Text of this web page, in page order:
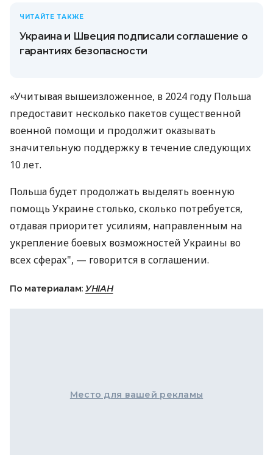
ЧИТАЙТЕ ТАКЖЕ
Украина и Швеция подписали соглашение о
гарантиях безопасности
«Учитывая вышеизложенное, в 2024 году Польша
предоставит несколько пакетов существенной
военной помощи и продолжит оказывать
значительную поддержку в течение следующих
10 лет.
Польша будет продолжать выделять военную
помощь Украине столько, сколько потребуется,
отдавая приоритет усилиям, направленным на
укрепление боевых возможностей Украины во
всех сферах", — говорится в соглашении.
По материалам: УНІАН
Место для вашей рекламы